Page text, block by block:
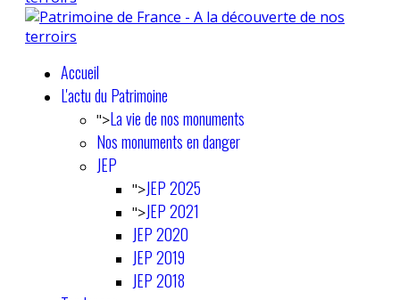
Accueil
L'actu du Patrimoine
">La vie de nos monuments
Nos monuments en danger
JEP
">JEP 2025
">JEP 2021
JEP 2020
JEP 2019
JEP 2018